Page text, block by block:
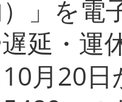
」を電
延・運
月20